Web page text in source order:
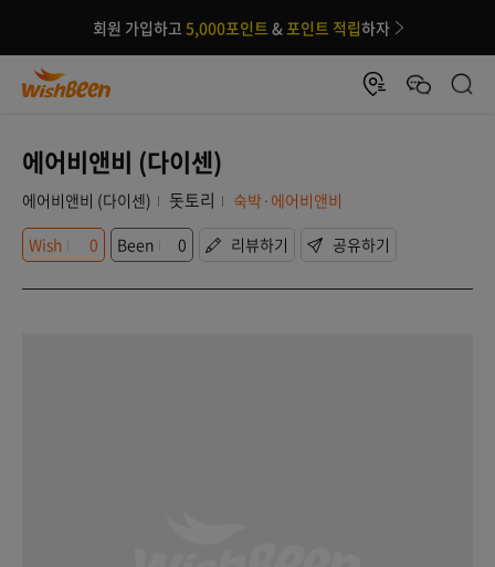
회원 가입하고 5,000포인트 &포인트 적립하자
에어비앤비 (다이센)
에어비앤비 (다이센) 돗토리
숙박·에어비앤비
Wish
0 Been 0 리뷰하기 공유하기